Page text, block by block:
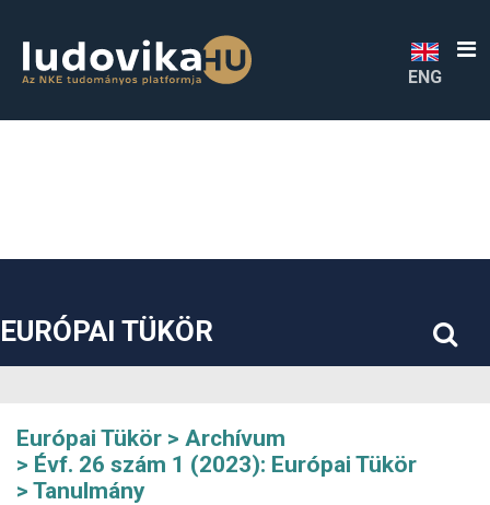
##plugins.themes.bootstrap3.accessible_menu.sidebar##
ENG
EURÓPAI TÜKÖR
Európai Tükör
Archívum
Évf. 26 szám 1 (2023): Európai Tükör
Tanulmány